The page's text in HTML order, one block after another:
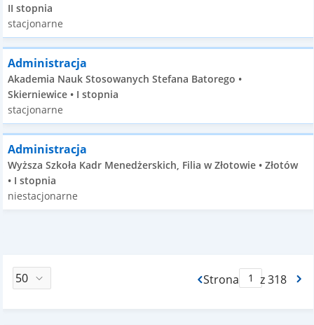
II stopnia
stacjonarne
Administracja
Akademia Nauk Stosowanych Stefana Batorego •
Skierniewice • I stopnia
stacjonarne
Administracja
Wyższa Szkoła Kadr Menedżerskich, Filia w Złotowie • Złotów
• I stopnia
niestacjonarne
Strona
Max Stronaz 318